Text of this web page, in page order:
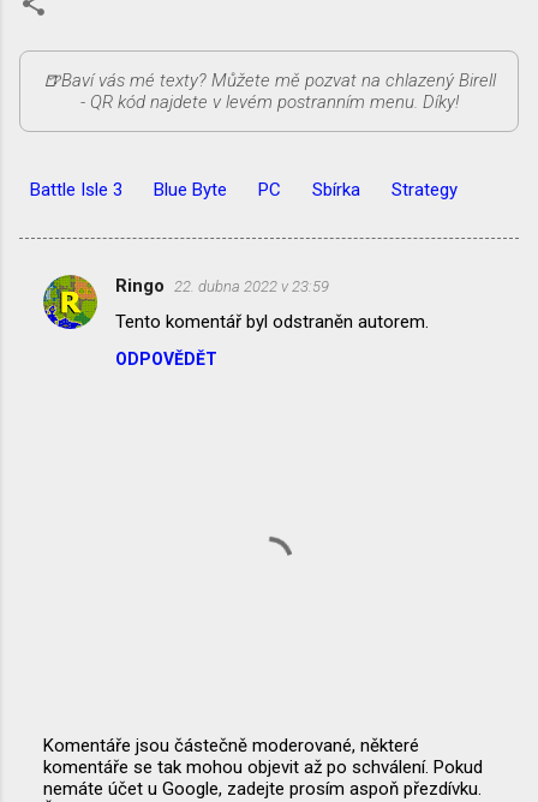
Battle Isle 3 Blue Byte PC Sbírka Strategy
K
Ringo 22. dubna 2022 v 23:59
Tento komentář byl odstraněn autorem.
ODPOVĚDĚT
O
k
Komentáře jsou částečně moderované, některé
komentáře se tak mohou objevit až po schválení. Pokud
nemáte účet u Google, zadejte prosím aspoň přezdívku.